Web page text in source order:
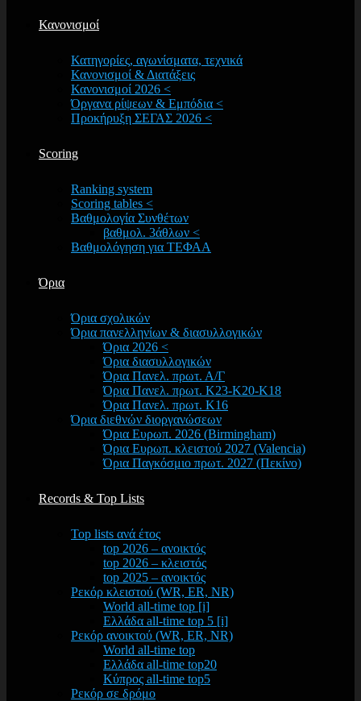
Κανονισμοί
Κατηγορίες, αγωνίσματα, τεχνικά
Κανονισμοί & Διατάξεις
Κανονισμοί 2026 <
Όργανα ρίψεων & Εμπόδια <
Προκήρυξη ΣΕΓΑΣ 2026 <
Scoring
Ranking system
Scoring tables <
Βαθμολογία Συνθέτων
βαθμολ. 3άθλων <
Βαθμολόγηση για ΤΕΦΑΑ
Όρια
Όρια σχολικών
Όρια πανελληνίων & διασυλλογικών
Όρια 2026 <
Όρια διασυλλογικών
Όρια Πανελ. πρωτ. Α/Γ
Όρια Πανελ. πρωτ. Κ23-Κ20-Κ18
Όρια Πανελ. πρωτ. Κ16
Όρια διεθνών διοργανώσεων
Όρια Ευρωπ. 2026 (Birmingham)
Όρια Ευρωπ. κλειστού 2027 (Valencia)
Όρια Παγκόσμιο πρωτ. 2027 (Πεκίνο)
Records & Top Lists
Top lists ανά έτος
top 2026 – ανοικτός
top 2026 – κλειστός
top 2025 – ανοικτός
Ρεκόρ κλειστού (WR, ER, NR)
World all-time top [i]
Ελλάδα all-time top 5 [i]
Ρεκόρ ανοικτού (WR, ER, NR)
World all-time top
Ελλάδα all-time top20
Κύπρος all-time top5
Ρεκόρ σε δρόμο